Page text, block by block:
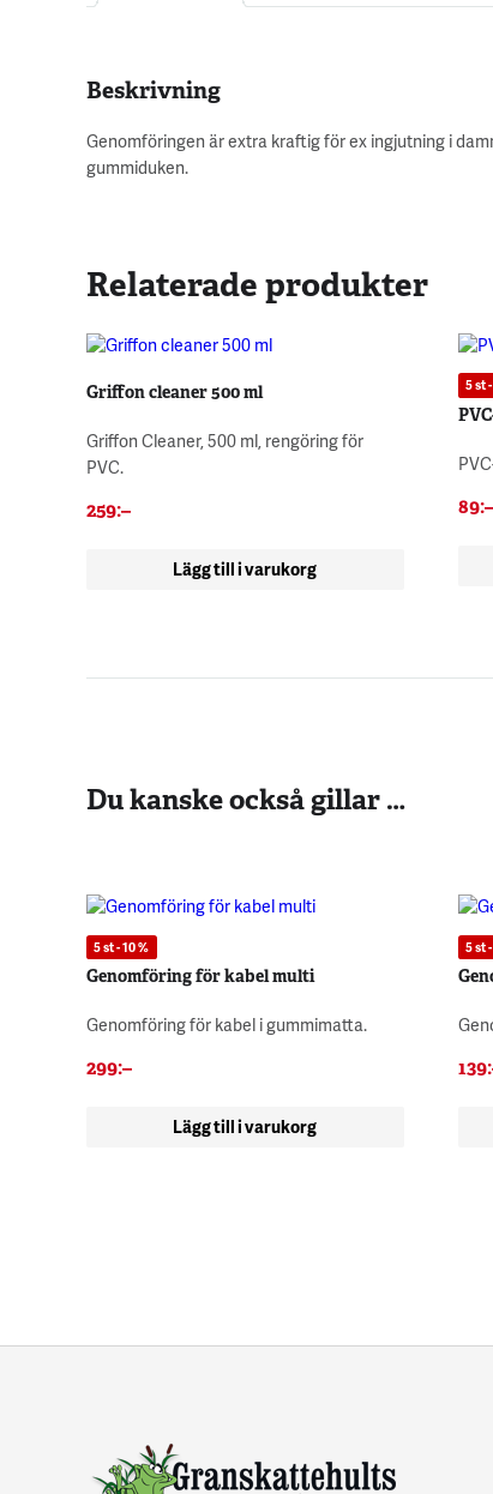
Beskrivning
Genomföringen är extra kraftig för ex ingjutning i
gummiduken.
Relaterade produkter
Griffon cleaner 500 ml
Griffon Cleaner, 500 ml, rengöring för
PVC.
259:–
Lägg till i varukorg
5 st
89:–
Du kanske också gillar …
5 st - 10 %
Genomföring för kabel multi
Genomföring för kabel i gummimatta.
299:–
Lägg till i varukorg
5 st
139